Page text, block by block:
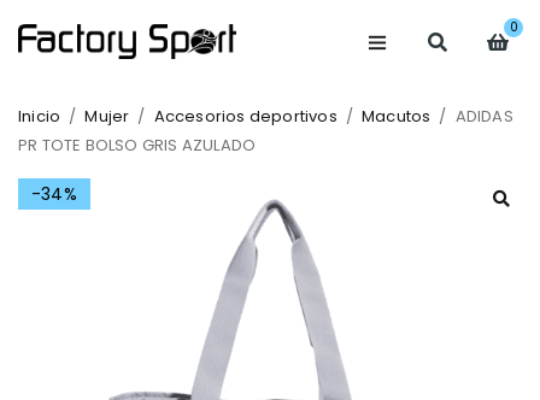
0
Inicio / Mujer / Accesorios deportivos / Macutos / ADIDAS
PR TOTE BOLSO GRIS AZULADO
-34%